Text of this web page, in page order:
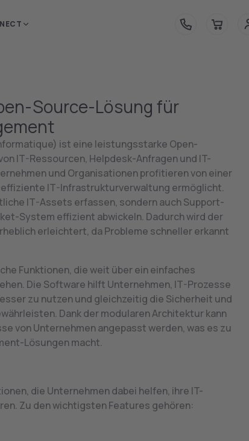
Deutschland WEITER
Source-Lösung für
ist eine leistungsstarke Open-
IT-Ressourcen, Helpdesk-Anfragen und IT-
und Organisationen profitieren von einer
IT-Infrastrukturverwaltung ermöglicht.
IT-Assets erfassen, sondern auch Support-
System effizient abwickeln. Dadurch wird der
erleichtert, da Probleme schneller erkannt
Funktionen, die weit über ein einfaches
Die Software hilft Unternehmen, IT-Prozesse
zu nutzen und gleichzeitig die Sicherheit und
Dank der modularen Architektur kann
von Unternehmen angepasst werden, was es zu
Lösungen macht.
die Unternehmen dabei helfen, ihre IT-
Zu den wichtigsten Features gehören: